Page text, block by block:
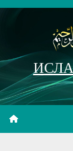
Перейти